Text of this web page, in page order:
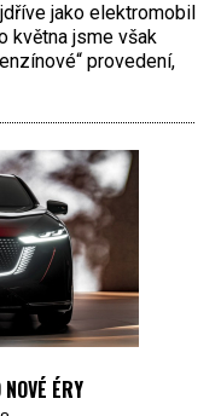
jako elektromobil
května jsme však
provedení,
ÉRY